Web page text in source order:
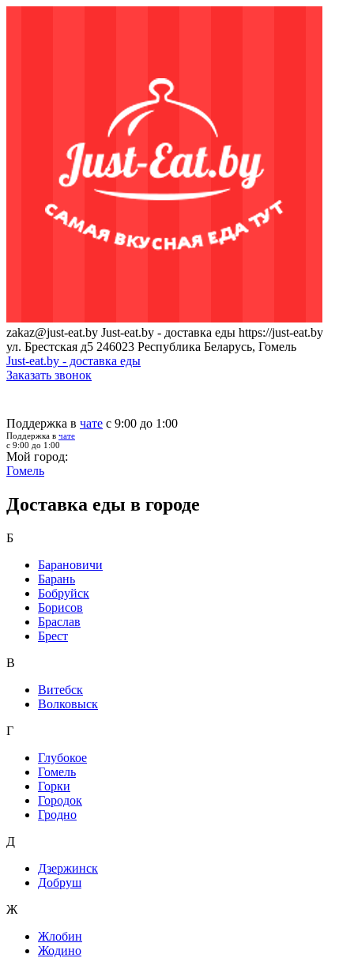
zakaz@just-eat.by Just-eat.by - доставка еды https://just-eat.by
ул. Брестская д5 246023 Республика Беларусь, Гомель
Just-eat.by - доставка еды
Заказать звонок
Поддержка в чате с 9:00 до 1:00
Поддержка в чате
с 9:00 до 1:00
Мой город:
Гомель
Доставка еды в городе
Б
Барановичи
Барань
Бобруйск
Борисов
Браслав
Брест
В
Витебск
Волковыск
Г
Глубокое
Гомель
Горки
Городок
Гродно
Д
Дзержинск
Добруш
Ж
Жлобин
Жодино